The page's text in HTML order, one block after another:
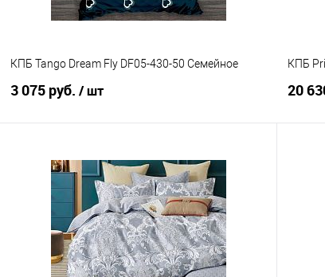
КПБ Tango Dream Fly DF05-430-50 Семейное
3 075 руб. / шт
Купить в 1 клик
Сравнение
В избранное
В наличии
КПБ
20
В